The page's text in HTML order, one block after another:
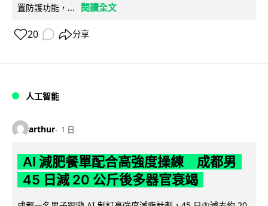
置防護功能，...
閱讀全文
20 分享
人工智能
arthur 1 日
AI 減肥餐單配合高強度操練 成都男
45 日減 20 公斤後多器官衰竭